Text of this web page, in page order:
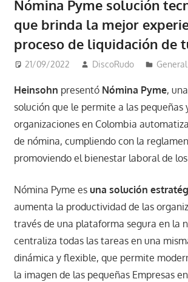
Nómina Pyme solución
que brinda la mejor
proceso de liquidación de
21/09/2022 DiscoRudo General
Heinsohn presentó Nómina Pyme,
solución que le permite a las pequeñas
organizaciones en Colombia
de nómina, cumpliendo con la
promoviendo el bienestar laboral de
Nómina Pyme es una solución
aumenta la productividad de las
través de una plataforma segura en la
centraliza todas las tareas en una
dinámica y flexible, que permite
la imagen de las pequeñas Empresas